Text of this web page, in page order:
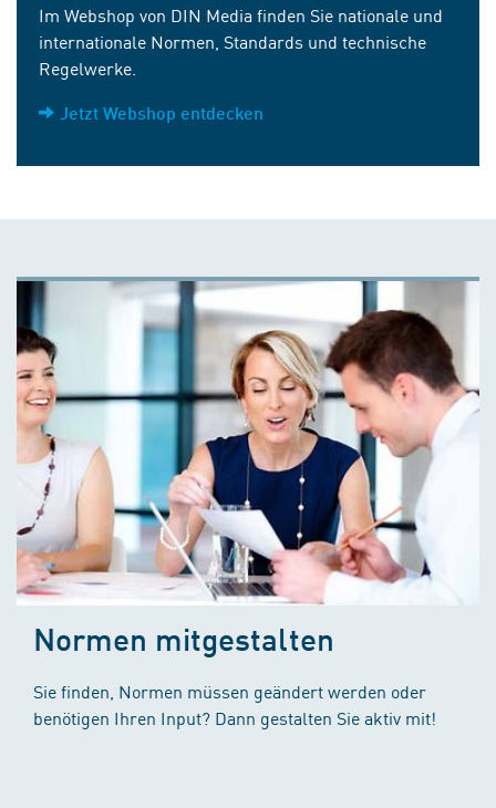
Im Webshop von DIN Media finden Sie nationale und
internationale Normen, Standards und technische
Regelwerke.
Jetzt Webshop entdecken
Normen mitgestalten
Sie finden, Normen müssen geändert werden oder
benötigen Ihren Input? Dann gestalten Sie aktiv mit!